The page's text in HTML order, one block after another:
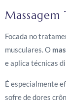
Massagem
Focada no
musculares. O
e aplica técnicas
É especialmente
sofre de dores